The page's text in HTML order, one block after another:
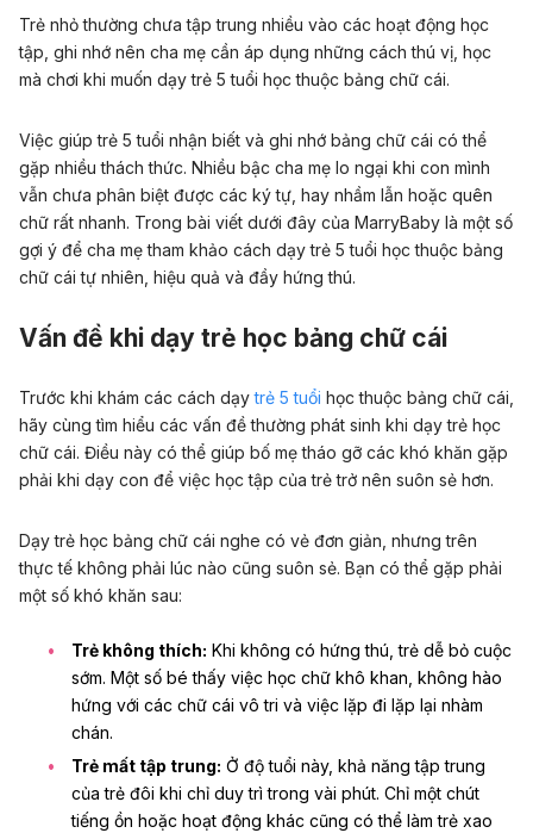
Trẻ nhỏ thường chưa tập trung nhiều vào các hoạt động học
tập, ghi nhớ nên cha mẹ cần áp dụng những cách thú vị, học
mà chơi khi muốn dạy trẻ 5 tuổi học thuộc bảng chữ cái.
Việc giúp trẻ 5 tuổi nhận biết và ghi nhớ bảng chữ cái có thể
gặp nhiều thách thức. Nhiều bậc cha mẹ lo ngại khi con mình
vẫn chưa phân biệt được các ký tự, hay nhầm lẫn hoặc quên
chữ rất nhanh. Trong bài viết dưới đây của MarryBaby là một số
gợi ý để cha mẹ tham khảo cách dạy trẻ 5 tuổi học thuộc bảng
chữ cái tự nhiên, hiệu quả và đầy hứng thú.
Vấn đề khi dạy trẻ học bảng chữ cái
Trước khi khám các cách dạytrẻ 5 tuổi học thuộc bảng chữ cái,
hãy cùng tìm hiểu các vấn đề thường phát sinh khi dạy trẻ học
chữ cái. Điều này có thể giúp bố mẹ tháo gỡ các khó khăn gặp
phải khi dạy con để việc học tập của trẻ trở nên suôn sẻ hơn.
Dạy trẻ học bảng chữ cái nghe có vẻ đơn giản, nhưng trên
thực tế không phải lúc nào cũng suôn sẻ. Bạn có thể gặp phải
một số khó khăn sau:
Trẻ không thích: Khi không có hứng thú, trẻ dễ bỏ cuộc
sớm. Một số bé thấy việc học chữ khô khan, không hào
hứng với các chữ cái vô tri và việc lặp đi lặp lại nhàm
chán.
Trẻ mất tập trung: Ở độ tuổi này, khả năng tập trung
của trẻ đôi khi chỉ duy trì trong vài phút. Chỉ một chút
tiếng ồn hoặc hoạt động khác cũng có thể làm trẻ xao